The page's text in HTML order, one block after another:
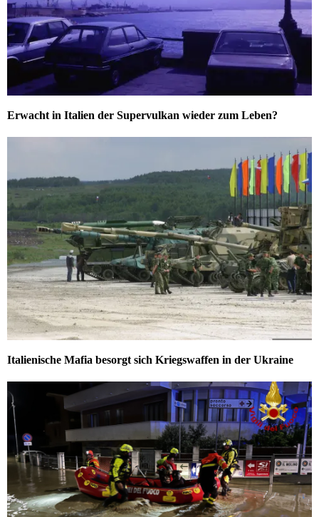
Erwacht in Italien der Supervulkan wieder zum Leben?
Italienische Mafia besorgt sich Kriegswaffen in der Ukraine